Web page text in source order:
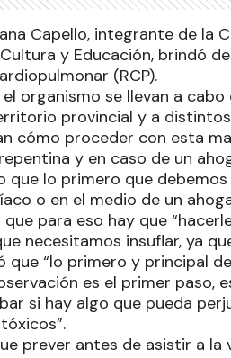
Capello, integrante de la
y Educación, brindó
(RCP).
organismo se llevan a
provincial y a
cómo proceder con esta
y en caso de un
que lo primero que
o en el medio de un
que para eso hay que
necesitamos insuflar, ya
que “lo primero y principal
es el primer paso,
si hay algo que pueda
prever antes de asistir a la